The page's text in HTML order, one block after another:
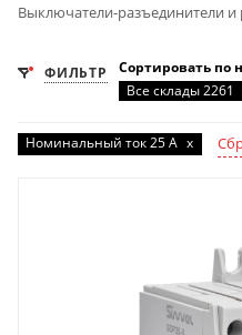
Выключатели-разъединители и
ФИЛЬТР
Сортировать по
Все склады 2261
Номинальный ток 25 А x